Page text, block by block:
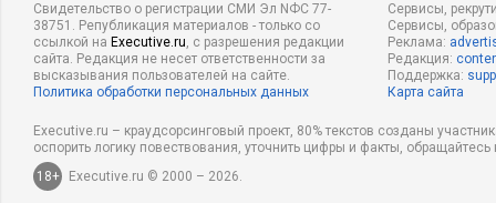
Свидетельство о регистрации СМИ Эл NФС 77-
38751. Републикация материалов - только со
ссылкой на Executive.ru, с разрешения редакции
сайта. Редакция не несет ответственности за
высказывания пользователей на сайте.
Политика обработки персональных данных
Сервисы,
Сервисы,
Реклама:
Редакция:
Поддержка:
Карта сайта
Executive.ru – краудсорсинговый проект, 80% текстов созданы
оспорить логику повествования, уточнить цифры и факты,
18+
Executive.ru © 2000 – 2026.